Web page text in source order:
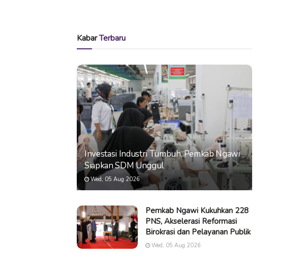
KabarTerbaru
Investasi Industri Tumbuh, Pemkab Ngawi
Siapkan SDM Unggul
Wed, 05 Aug 2026
Pemkab Ngawi Kukuhkan 228
PNS, Akselerasi Reformasi
Birokrasi dan Pelayanan Publik
Wed, 05 Aug 2026